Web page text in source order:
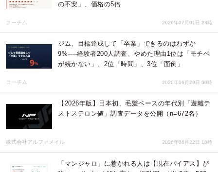
の不安」、価格の5倍
コーチム 2026年07月01日 23時
ジム、目標達成して「卒業」できるのはわずか
9%──経験者200人調査、やめた理由1位は「モチベ
が続かない」、2位「時間」、3位「面倒」
コーチム 2026年06月29日 00時
【2026年版】日本初、毛髪ベースの年代別「遊離テ
ストステロン値」調査データを公開（n=672名）
株式会社アルファメイル 2026年06月22日 10時
「マンジャロ」に惹かれる人は【現在バイアス】が